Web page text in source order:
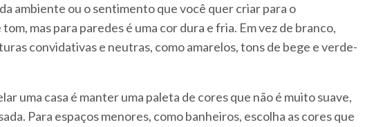
ambiente ou o sentimento que você quer criar para o
mas para paredes é uma cor dura e fria. Em vez de branco,
convidativas e neutras, como amarelos, tons de bege e verde-
uma casa é manter uma paleta de cores que não é muito suave,
Para espaços menores, como banheiros, escolha as cores que